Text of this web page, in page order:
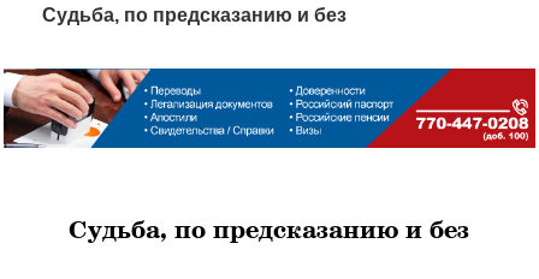
Судьба, по предсказанию и без
Судьба, по предсказанию и без